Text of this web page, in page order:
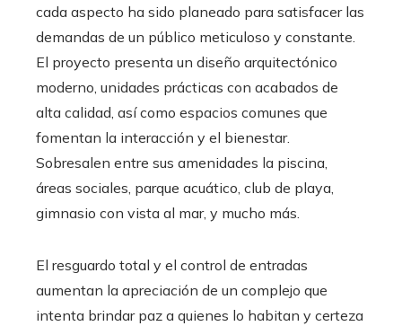
cada aspecto ha sido planeado para satisfacer las
demandas de un público meticuloso y constante.
El proyecto presenta un diseño arquitectónico
moderno, unidades prácticas con acabados de
alta calidad, así como espacios comunes que
fomentan la interacción y el bienestar.
Sobresalen entre sus amenidades la piscina,
áreas sociales, parque acuático, club de playa,
gimnasio con vista al mar, y mucho más.
El resguardo total y el control de entradas
aumentan la apreciación de un complejo que
intenta brindar paz a quienes lo habitan y certeza